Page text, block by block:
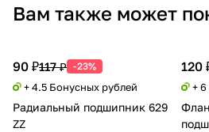
Вам также может
90 ₽117 ₽ -23%
+ 4.5 Бонусных рублей
Радиальный подшипник 629
ZZ
120
+